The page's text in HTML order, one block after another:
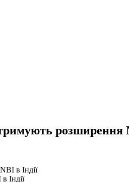
розширення
в Індії